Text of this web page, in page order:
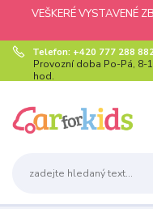
VEŠKERÉ VYSTAVENÉ
Telefon: +420 777 288
Provozní doba Po-Pá, 8-
hod.